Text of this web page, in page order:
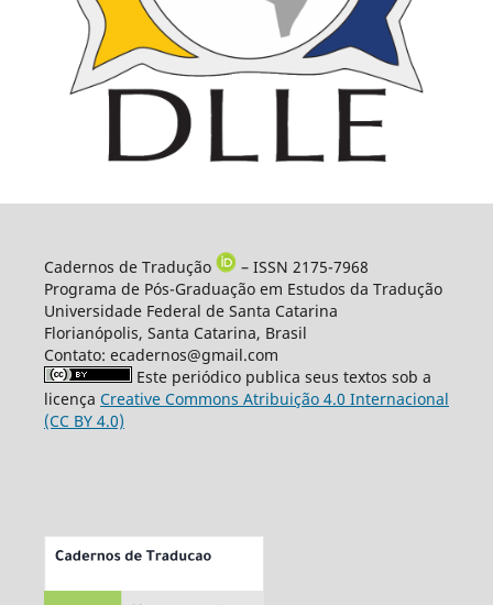
Cadernos de Tradução
– ISSN 2175-7968
Programa de Pós-Graduação em Estudos da Tradução
Universidade Federal de Santa Catarina
Florianópolis, Santa Catarina, Brasil
Contato: ecadernos@gmail.com
Este periódico publica seus textos sob a
licença Creative Commons Atribuição 4.0 Internacional
(CC BY 4.0)